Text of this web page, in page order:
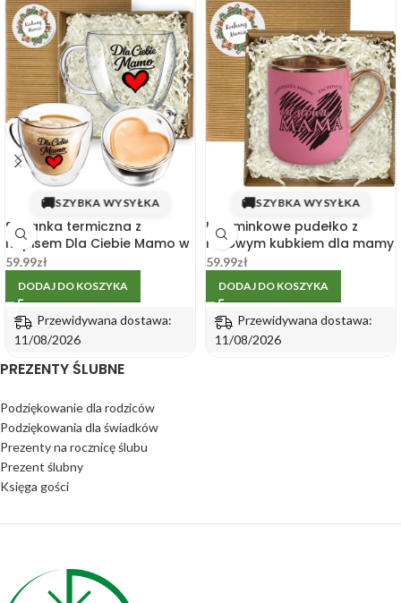
🚚SZYBKA WYSYŁKA
Szklanka termiczna z
napisem Dla Ciebie Mamo w
pudełku
59.99zł
DODAJ DO KOSZYKA
Przewidywana dostawa:
11/08/2026
🚚SZYBKA WYSYŁKA
Upominkowe pudełko z
różowym kubkiem dla mamy
330ml
59.99zł
DODAJ DO KOSZYKA
Przewidywana dostawa:
11/08/2026
PREZENTY ŚLUBNE
Podziękowanie dla rodziców
Podziękowania dla świadków
Prezenty na rocznicę ślubu
Prezent ślubny
Księga gości